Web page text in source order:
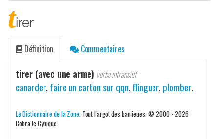
tirer
Définition Commentaires
tirer (avec une arme) verbe intransitif
canarder, faire un carton sur qqn, flinguer, plomber.
Le Dictionnaire de la Zone . Tout l'argot des banlieues. © 2000 - 2026
Cobra le Cynique.